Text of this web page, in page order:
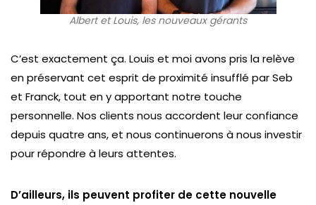
Albert et Louis, les nouveaux gérants
C’est exactement ça. Louis et moi avons pris la relève
en préservant cet esprit de proximité insufflé par Seb
et Franck, tout en y apportant notre touche
personnelle. Nos clients nous accordent leur confiance
depuis quatre ans, et nous continuerons à nous investir
pour répondre à leurs attentes.
D’ailleurs, ils peuvent profiter de cette nouvelle